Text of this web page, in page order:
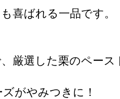
喜ばれる一品です。
厳選した栗のペー
がやみつきに！